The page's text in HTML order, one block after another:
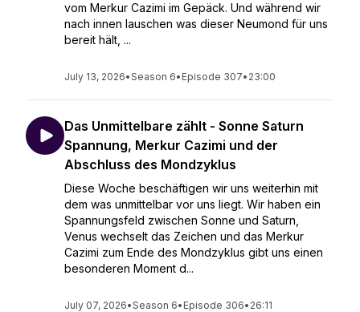
vom Merkur Cazimi im Gepäck. Und während wir
nach innen lauschen was dieser Neumond für uns
bereit hält, ...
July 13, 2026•Season 6• Episode 307• 23:00
Das Unmittelbare zählt - Sonne Saturn
Spannung, Merkur Cazimi und der
Abschluss des Mondzyklus
Diese Woche beschäftigen wir uns weiterhin mit
dem was unmittelbar vor uns liegt. Wir haben ein
Spannungsfeld zwischen Sonne und Saturn,
Venus wechselt das Zeichen und das Merkur
Cazimi zum Ende des Mondzyklus gibt uns einen
besonderen Moment d...
July 07, 2026•Season 6• Episode 306• 26:11